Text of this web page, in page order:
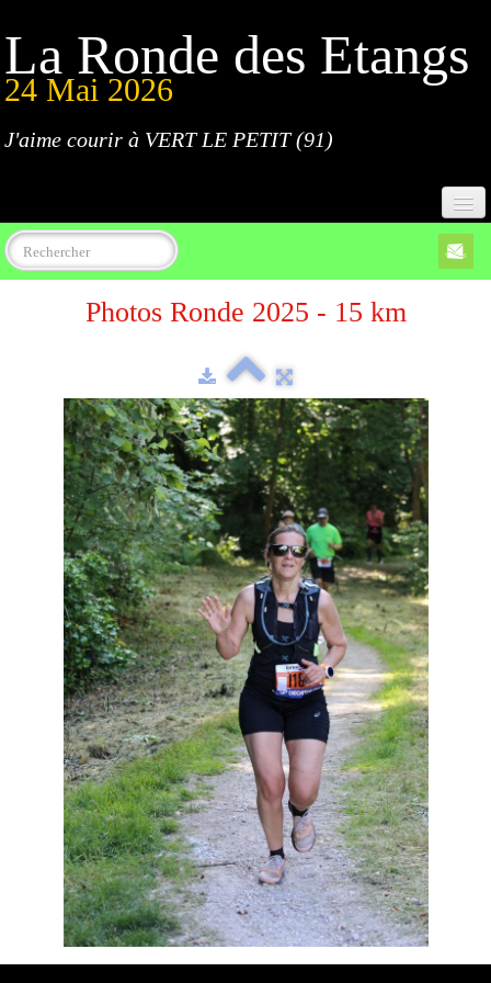
La Ronde des Etangs
24 Mai 2026
J'aime courir à VERT LE PETIT (91)
Accueil
Programme
Règlement
Parcours
Résultats
Devenez bénévoles
Partenaires
Photos▼
Photos Ronde 2025 - 15 km